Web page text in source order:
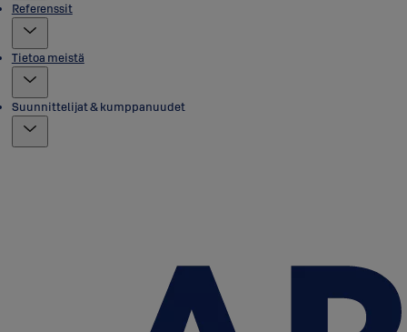
Referenssit
Tietoa meistä
Suunnittelijat & kumppanuudet